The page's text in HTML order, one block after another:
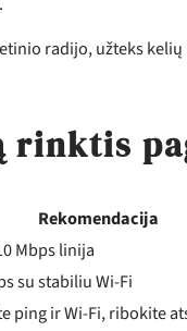
radijo, užteks
rinktis
Rekomendacija
Mbps linija
su stabiliu Wi‑Fi
ping ir Wi‑Fi, ribokite